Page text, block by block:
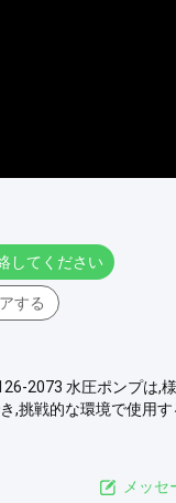
してください
する
2073 水圧ポンプは,
,挑戦的な環境で使用す
メッセ